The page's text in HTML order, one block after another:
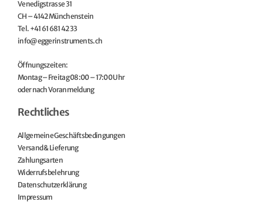
Venedigstrasse 31
CH – 4142 Münchenstein
Tel. +41 61 681 42 33
info@eggerinstruments.ch
Öffnungszeiten:
Montag – Freitag 08:00 – 17:00 Uhr
oder nach Voranmeldung
Rechtliches
Allgemeine Geschäftsbedingungen
Versand & Lieferung
Zahlungsarten
Widerrufsbelehrung
Datenschutzerklärung
Impressum